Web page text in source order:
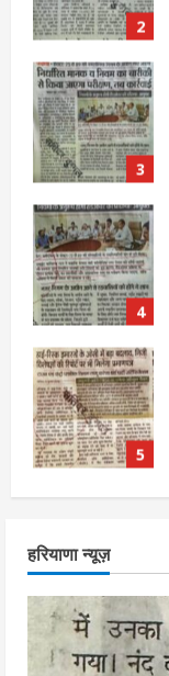
3
4
5
1
हरियाणा न्यूज़